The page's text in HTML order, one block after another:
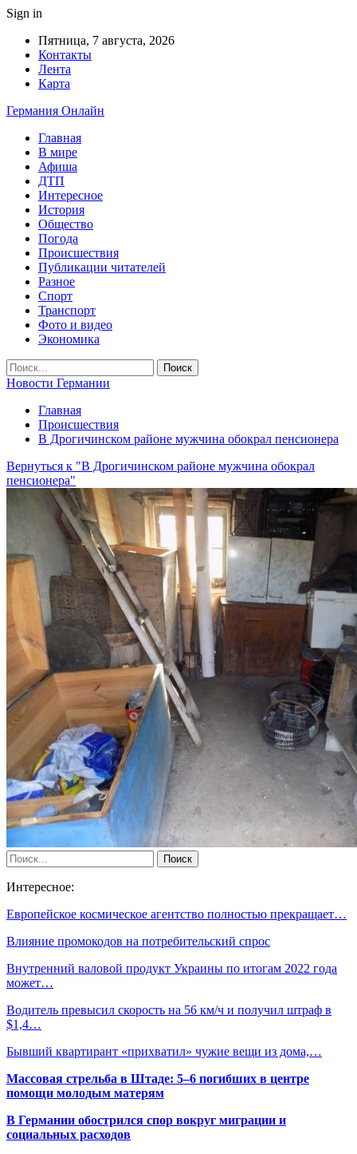
Sign in
Пятница, 7 августа, 2026
Контакты
Лента
Карта
Германия Онлайн
Главная
В мире
Афиша
ДТП
Интересное
История
Общество
Погода
Происшествия
Публикации читателей
Разное
Спорт
Транспорт
Фото и видео
Экономика
Новости Германии
Главная
Происшествия
В Дрогичинском районе мужчина обокрал пенсионера
Вернуться к "В Дрогичинском районе мужчина обокрал
пенсионера"
Интересное:
Европейское космическое агентство полностью прекращает…
Влияние промокодов на потребительский спрос
Внутренний валовой продукт Украины по итогам 2022 года
может…
Водитель превысил скорость на 56 км/ч и получил штраф в
$1,4…
Бывший квартирант «прихватил» чужие вещи из дома,…
Массовая стрельба в Штаде: 5–6 погибших в центре
помощи молодым матерям
В Германии обострился спор вокруг миграции и
социальных расходов